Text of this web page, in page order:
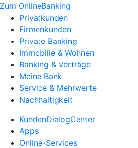
Zum OnlineBanking
Privatkunden
Firmenkunden
Private Banking
Immobilie & Wohnen
Banking & Verträge
Meine Bank
Service & Mehrwerte
Nachhaltigkeit
KundenDialogCenter
Apps
Online-Services